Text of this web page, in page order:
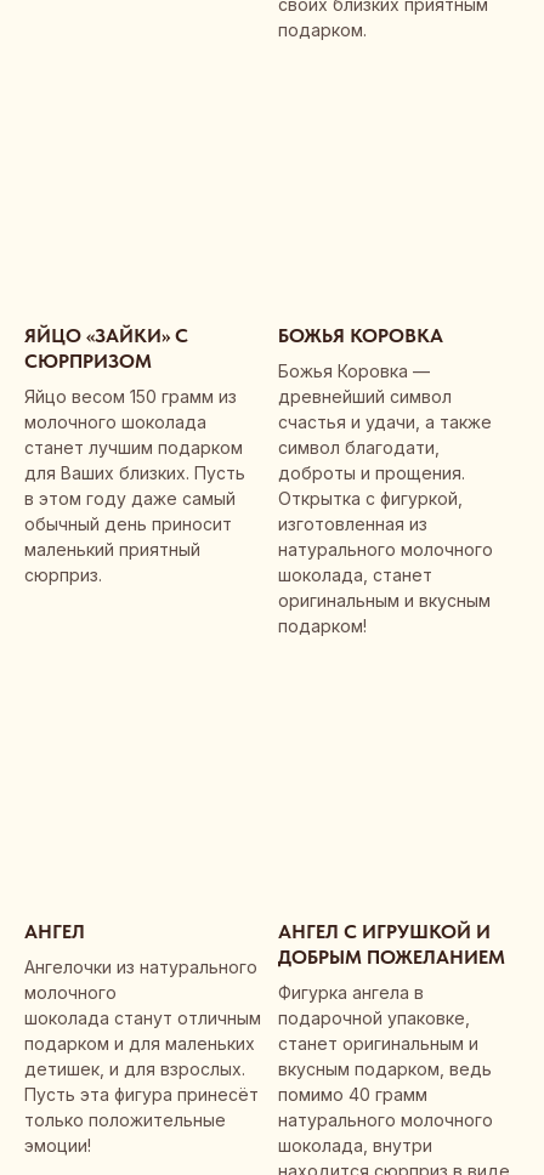
своих близких приятным
подарком.
ЯЙЦО «ЗАЙКИ» С
СЮРПРИЗОМ
Яйцо весом 150 грамм из
молочного шоколада
станет лучшим подарком
для Ваших близких. Пусть
в этом году даже самый
обычный день приносит
маленький приятный
сюрприз.
БОЖЬЯ КОРОВКА
Божья Коровка —
древнейший символ
счастья и удачи, а также
символ благодати,
доброты и прощения.
Открытка с фигуркой,
изготовленная из
натурального молочного
шоколада, станет
оригинальным и вкусным
подарком!
АНГЕЛ
Ангелочки из натурального
молочного
шоколада станут отличным
подарком и для маленьких
детишек, и для взрослых.
Пусть эта фигура принесёт
только положительные
эмоции!
АНГЕЛ С ИГРУШКОЙ И
ДОБРЫМ ПОЖЕЛАНИЕМ
Фигурка ангела в
подарочной упаковке,
станет оригинальным и
вкусным подарком, ведь
помимо 40 грамм
натурального молочного
шоколада, внутри
находится сюрприз в виде
ЗОЛОТОЕ ПРАВИЛО
zp@zolotoe-pravilo.ru
+7 (495) 627 77 53
Контакты
Корпоративные и индивидуальные
заказы (подарки, брендирование,
изготовление под заказ):
Опт (магазины, дистрибьюторы, сети):